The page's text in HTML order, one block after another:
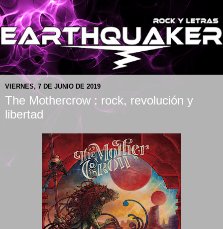
VIERNES, 7 DE JUNIO DE 2019
The Mothercrow : rock, revolución y
libertad